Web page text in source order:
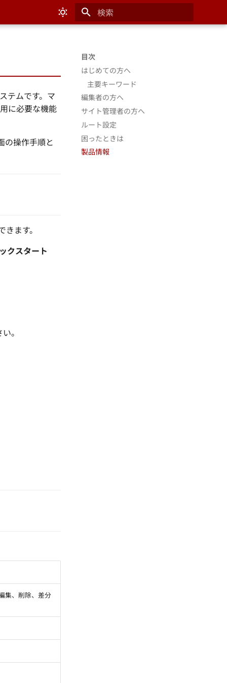
目次
はじめての方へ
主要キーワード
編集者の方へ
サイト管理者の方へ
ルート設定
困ったときは
製品情報
テムです。マ
に必要な機能
の操作手順と
ます。
クスタート
。
集、削除、差分